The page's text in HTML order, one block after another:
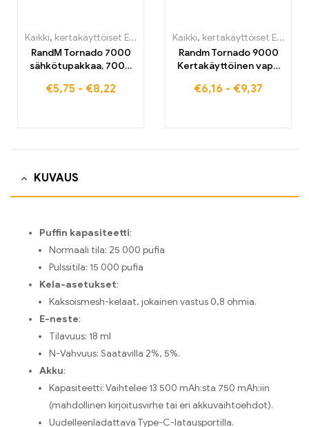
Kaikki, kertakäyttöiset E-savut
Kertakäyttöiset sähkötupakat
RandM Tornado 7000
sähkötupakkaa, 7000
varastosta
€5,75 - €8,22
Kaikki, kertakäyttöiset E-savut
Randm Tornado 9000
Kertakäyttöinen vape
varastossa
€6,16 - €9,37
KUVAUS
Puffin kapasiteetti:
Normaali tila: 25 000 pufia
Pulssitila: 15 000 pufia
Kela-asetukset:
Kaksoismesh-kelaat, jokainen vastus 0,8 ohmia.
E-neste:
Tilavuus: 18 ml
N-Vahvuus: Saatavilla 2%, 5%.
Akku:
Kapasiteetti: Vaihtelee 13 500 mAh:sta 750 mAh:iin
(mahdollinen kirjoitusvirhe tai eri akkuvaihtoehdot).
Uudelleenladattava Type-C-latausportilla.